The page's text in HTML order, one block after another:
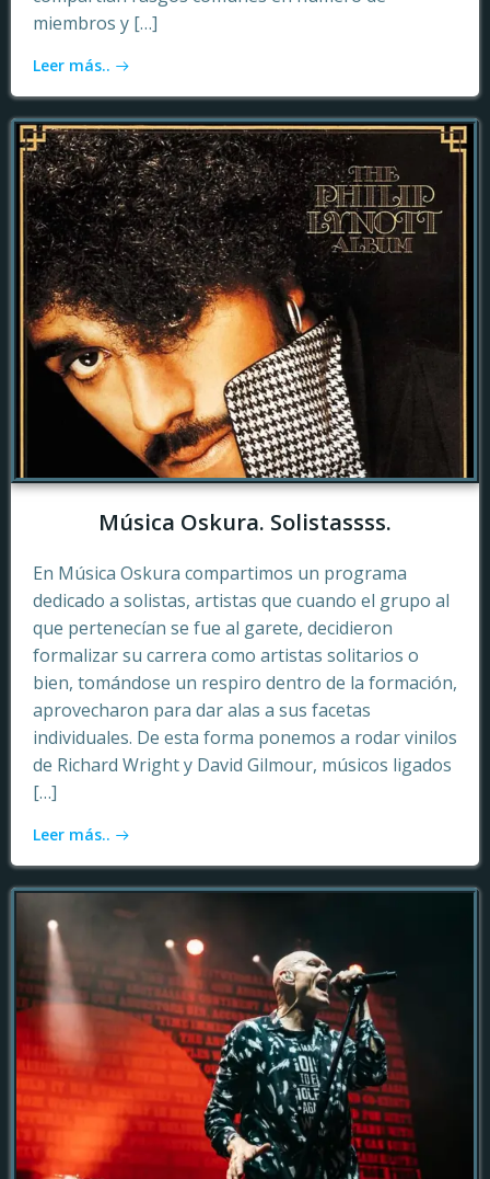
miembros y […]
Leer más..
Música Oskura. Solistassss.
En Música Oskura compartimos un programa
dedicado a solistas, artistas que cuando el grupo al
que pertenecían se fue al garete, decidieron
formalizar su carrera como artistas solitarios o
bien, tomándose un respiro dentro de la formación,
aprovecharon para dar alas a sus facetas
individuales. De esta forma ponemos a rodar vinilos
de Richard Wright y David Gilmour, músicos ligados
[…]
Leer más..